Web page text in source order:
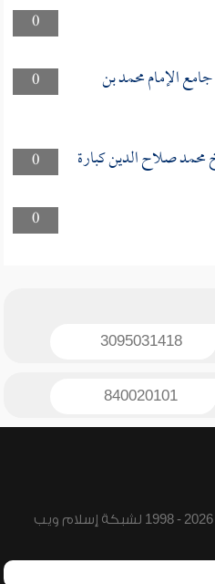
0
0
الإمام محمد بن
0
صلاح الدين كبارة
0
3095031418
840020101